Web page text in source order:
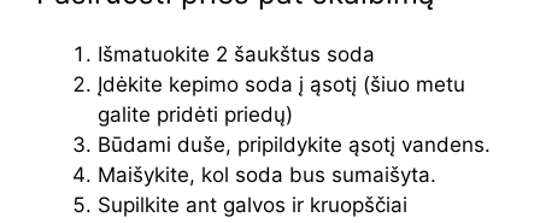
Išmatuokite 2 šaukštus soda
Įdėkite kepimo soda į ąsotį (šiuo metu
galite pridėti priedų)
Būdami duše, pripildykite ąsotį vandens.
Maišykite, kol soda bus sumaišyta.
Supilkite ant galvos ir kruopščiai